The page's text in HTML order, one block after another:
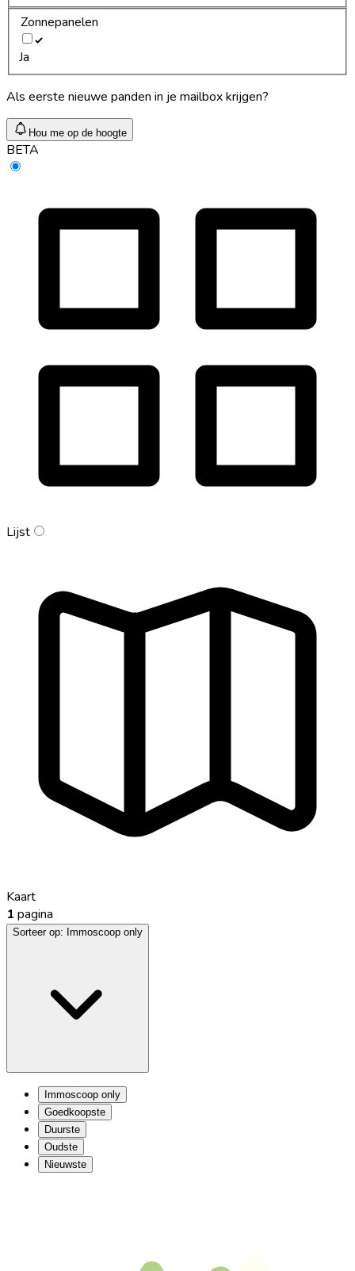
Zonnepanelen
Ja
Als eerste nieuwe panden in je mailbox krijgen?
Hou me op de hoogte
BETA
Lijst
Kaart
1 pagina
Sorteer op: Immoscoop only
Immoscoop only
Goedkoopste
Duurste
Oudste
Nieuwste